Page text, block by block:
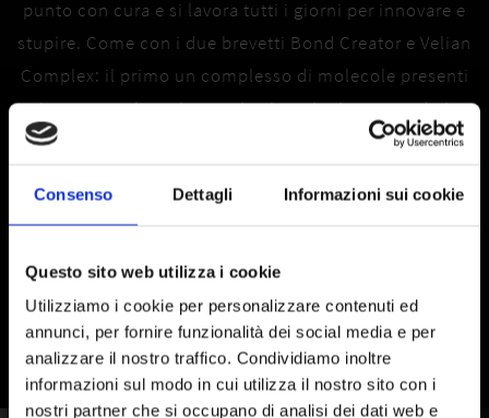
Consenso Dettagli Informazioni sui cookie
Questo sito web utilizza i cookie
Utilizziamo i cookie per personalizzare contenuti ed
annunci, per fornire funzionalità dei social media e per
analizzare il nostro traffico. Condividiamo inoltre
informazioni sul modo in cui utilizza il nostro sito con i
nostri partner che si occupano di analisi dei dati web e
punto con cura e si lavora tutti i giorni per innovare e
stupire. Come con i due brevetti Bond Creator e Velian
Complex: il primo un complesso di molecole presenti
in natura, che agiscono in sinergia ricostruendo i
legami disolfuro all’interno del capello, riparandolo in
potere antinfiammatorio, antibatterico e
nostro Kemon Open Lab.